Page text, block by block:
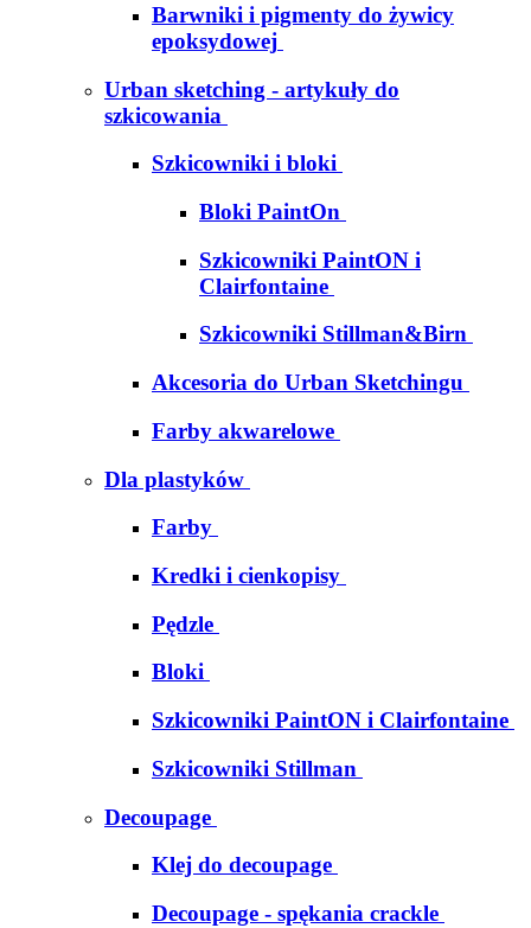
Barwniki i pigmenty do żywicy
epoksydowej
Urban sketching - artykuły do
szkicowania
Szkicowniki i bloki
Bloki PaintOn
Szkicowniki PaintON i
Clairfontaine
Szkicowniki Stillman&Birn
Akcesoria do Urban Sketchingu
Farby akwarelowe
Dla plastyków
Farby
Kredki i cienkopisy
Pędzle
Bloki
Szkicowniki PaintON i Clairfontaine
Szkicowniki Stillman
Decoupage
Klej do decoupage
Decoupage - spękania crackle